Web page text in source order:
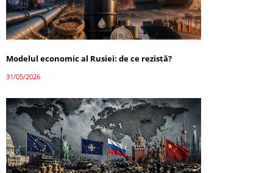
Modelul economic al Rusiei: de ce rezistă?
31/05/2026